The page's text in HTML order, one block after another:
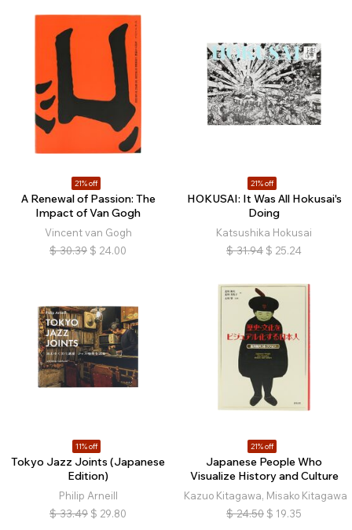
21% off
A Renewal of Passion: The
Impact of Van Gogh
Vincent van Gogh
$ 30.39 $ 24.00
21% off
HOKUSAI: It Was All Hokusai's
Doing
Katsushika Hokusai
$ 31.94 $ 25.24
11% off
Tokyo Jazz Joints (Japanese
Edition)
Philip Arneill
$ 33.49 $ 29.80
21% off
Japanese People Who
Visualize History and Culture
Kazuo Kitagawa, Misako Kitagawa
$ 24.50 $ 19.35